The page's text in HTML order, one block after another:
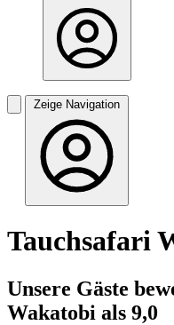
Zeige Navigation
Tauchsafari
Unsere Gäste
Wakatobi als 9,0